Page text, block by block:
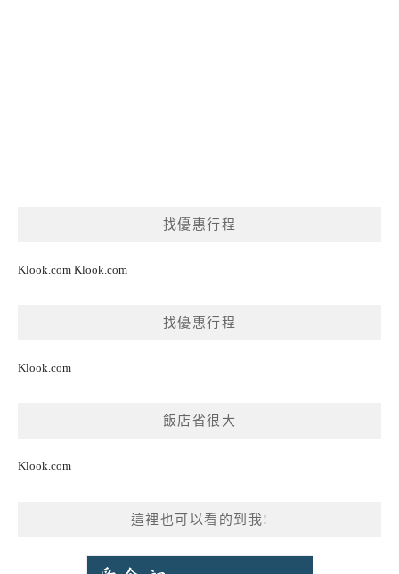
找優惠行程
Klook.com Klook.com
找優惠行程
Klook.com
飯店省很大
Klook.com
這裡也可以看的到我!